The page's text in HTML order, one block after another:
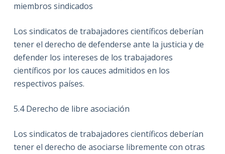
miembros sindicados
Los sindicatos de trabajadores científicos deberían
tener el derecho de defenderse ante la justicia y de
defender los intereses de los trabajadores
científicos por los cauces admitidos en los
respectivos países.
5.4 Derecho de libre asociación
Los sindicatos de trabajadores científicos deberían
tener el derecho de asociarse libremente con otras